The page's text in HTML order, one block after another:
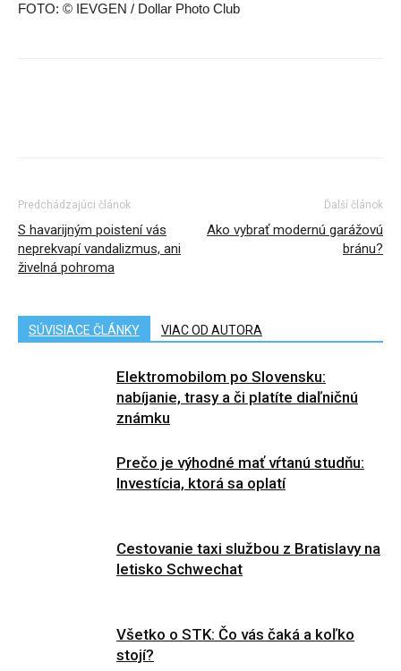
FOTO: © IEVGEN / Dollar Photo Club
Predchádzajúci článok
S havarijným poistení vás
neprekvapí vandalizmus, ani
živelná pohroma
Ďalší článok
Ako vybrať modernú garážovú
bránu?
SÚVISIACE ČLÁNKY VIAC OD AUTORA
Elektromobilom po Slovensku:
nabíjanie, trasy a či platíte diaľničnú
známku
Prečo je výhodné mať vŕtanú studňu:
Investícia, ktorá sa oplatí
Cestovanie taxi službou z Bratislavy na
letisko Schwechat
Všetko o STK: Čo vás čaká a koľko
stojí?